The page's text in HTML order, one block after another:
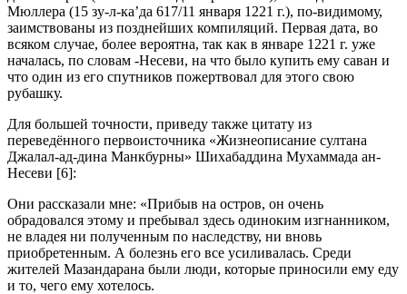
Мюллера (15 зу-л-ка’да 617/11 января 1221 г.), по-видимому,
заимствованы из позднейших компиляций. Первая дата, во
всяком случае, более вероятна, так как в январе 1221 г. уже
началась, по словам -Несеви, на что было купить ему саван и
что один из его спутников пожертвовал для этого свою
рубашку.
Для большей точности, приведу также цитату из
переведённого первоисточника «Жизнеописание султана
Джалал-ад-дина Манкбурны» Шихабаддина Мухаммада ан-
Несеви [6]:
Они рассказали мне: «Прибыв на остров, он очень
обрадовался этому и пребывал здесь одиноким изгнанником,
не владея ни полученным по наследству, ни вновь
приобретенным. А болезнь его все усиливалась. Среди
жителей Мазандарана были люди, которые приносили ему еду
и то, чего ему хотелось.